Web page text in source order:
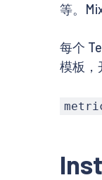
等。
每个
模板，